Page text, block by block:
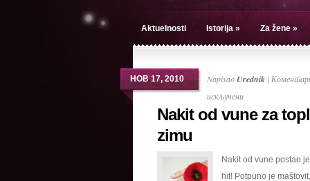
Aktuelnosti Istorija » Za žene »
НОВ 17, 2010 Napisao Urednik |
искљученина
Nakit
za
topliju
Nakit od vune za
zimu
Nakit od vune postao
hit! Potpuno je maštovit,